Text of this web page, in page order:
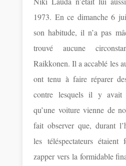
1973. En ce dimanche 6
son habitude, il n’a pas
trouvé aucune
Raikkonen. Il a accablé les
ont tenu à faire réparer
contre lesquels il y avait
qu’une voiture vienne de
fait observer que, durant
les téléspectateurs étaient
zapper vers la formidable